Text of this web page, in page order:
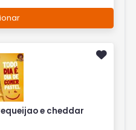
e cheddar